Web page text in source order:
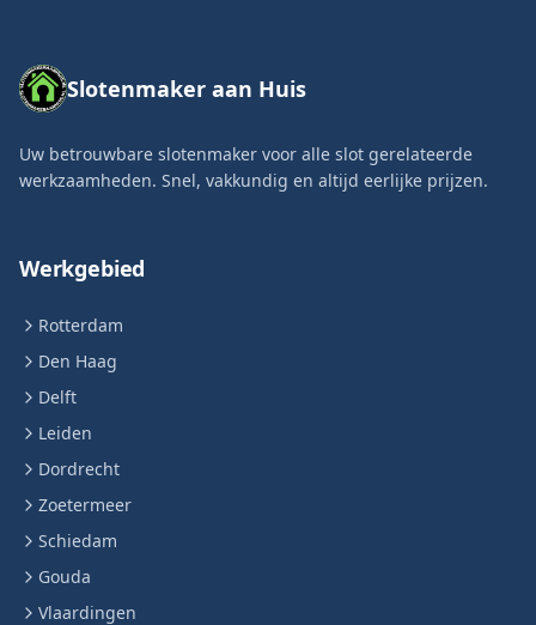
Slotenmaker aan Huis
Uw betrouwbare slotenmaker voor alle slot gerelateerde
werkzaamheden. Snel, vakkundig en altijd eerlijke prijzen.
Werkgebied
Rotterdam
Den Haag
Delft
Leiden
Dordrecht
Zoetermeer
Schiedam
Gouda
Vlaardingen